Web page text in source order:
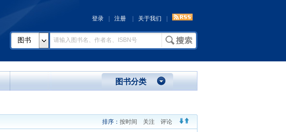
登录 注册 关于我们
图书
图书分类
排序： 按时间 关注 评论